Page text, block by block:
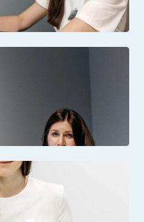
під час консультації
наркологічного центру